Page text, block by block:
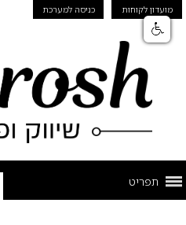
מועדון לקוחות כניסה למערכת
תפריט